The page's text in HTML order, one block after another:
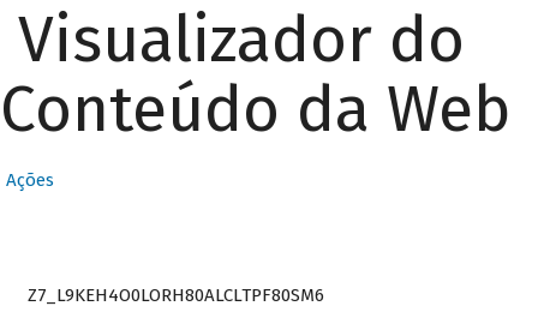
Visualizador do
Conteúdo da Web
Ações
Z7_L9KEH4O0LORH80ALCLTPF80SM6